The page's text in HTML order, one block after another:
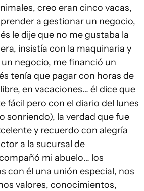
creo eran cinco vacas,
a gestionar un negocio,
le dije que no me gustaba la
insistía con la maquinaria y
negocio, me financió un
tenía que pagar con horas de
en vacaciones… él dice que
fácil pero con el diario del lunes
sonriendo), la verdad que fue
y recuerdo con alegría
a la sucursal de
mi abuelo… los
con él una unión especial, nos
valores, conocimientos,